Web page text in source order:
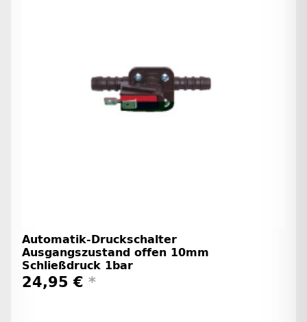
Automatik-Druckschalter
Ausgangszustand offen 10mm
Schließdruck 1bar
24,95 € *